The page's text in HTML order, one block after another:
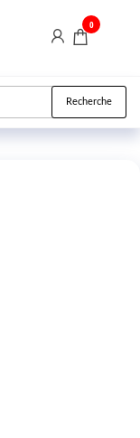
0
Recherche